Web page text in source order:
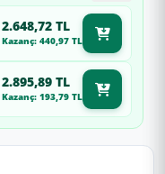
2.648,72 TL
Kazanç: 440,97 TL
2.895,89 TL
Kazanç: 193,79 TL